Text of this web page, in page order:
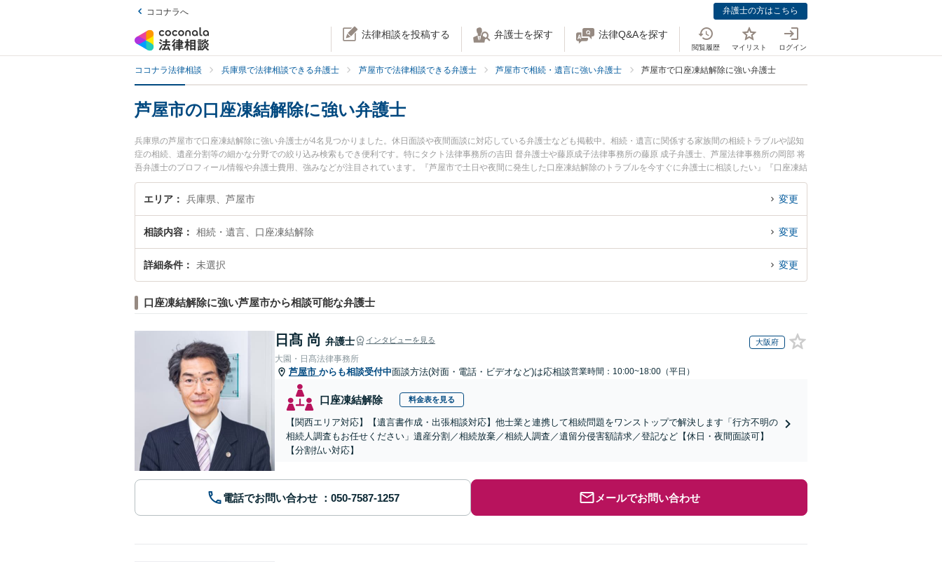
ココナラへ 弁護士の方はこちら
法律相談を投稿する 弁護士を探す 法律Q&Aを探す
閲覧履歴 マイリスト ログイン
ココナラ法律相談 兵庫県で法律相談できる弁護士 芦屋市で法律相談できる弁護士 芦屋市で相続・遺言に強い弁護士 芦屋市で口座凍結解除に強い弁護士
芦屋市の口座凍結解除に強い弁護士
兵庫県の芦屋市で口座凍結解除に強い弁護士が4名見つかりました。休日面談や夜間面談に対応している弁護士なども掲載中。相続・遺言に関係する家族間の相続トラブルや認知
症の相続、遺産分割等の細かな分野での絞り込み検索もでき便利です。特にタクト法律事務所の吉田 督弁護士や藤原成子法律事務所の藤原 成子弁護士、芦屋法律事務所の岡部 将
吾弁護士のプロフィール情報や弁護士費用、強みなどが注目されています。『芦屋市で土日や夜間に発生した口座凍結解除のトラブルを今すぐに弁護士に相談したい』『口座凍結
解除のトラブル解決の実績豊富な近くの弁護士を検索したい』『初回相談無料で口座凍結解除を法律相談できる芦屋市内の弁護士に相談予約したい』などでお困りの相談者さんに
おすすめです。
エリア 兵庫県、芦屋市 変更
相談内容 相続・遺言、口座凍結解除 変更
詳細条件 未選択 変更
口座凍結解除に強い芦屋市から相談可能な弁護士
日髙 尚 弁護士 インタビューを見る 大阪府
大園・日髙法律事務所
芦屋市 からも相談受付中面談方法(対面・電話・ビデオなど)は応相談営業時間：10:00~18:00（平日）
口座凍結解除 料金表を見る
【関西エリア対応】【遺言書作成・出張相談対応】他士業と連携して相続問題をワンストップで解決します「行方不明の
相続人調査もお任せください」遺産分割／相続放棄／相続人調査／遺留分侵害額請求／登記など【休日・夜間面談可】
【分割払い対応】
電話でお問い合わせ メールでお問い合わせ